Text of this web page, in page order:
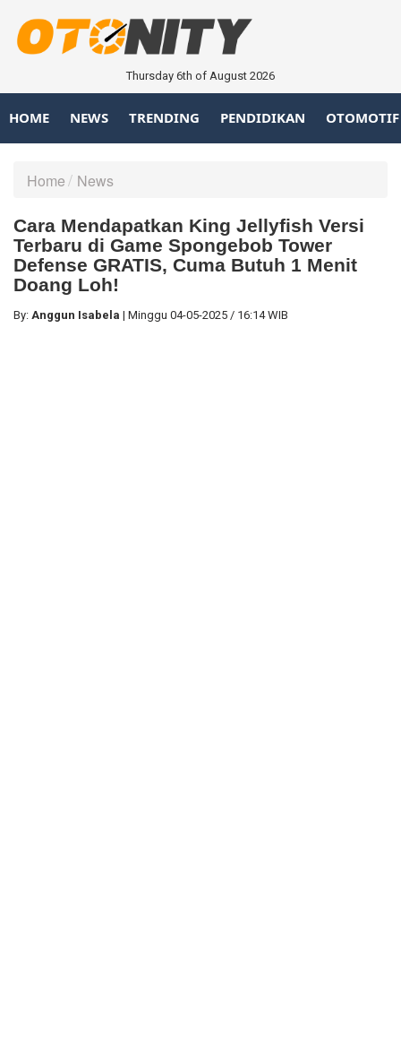
Thursday 6th of August 2026
HOME NEWS TRENDING PENDIDIKAN OTOMOTIF
Home News
Cara Mendapatkan King Jellyfish Versi
Terbaru di Game Spongebob Tower
Defense GRATIS, Cuma Butuh 1 Menit
Doang Loh!
By: Anggun Isabela | Minggu 04-05-2025 / 16:14 WIB